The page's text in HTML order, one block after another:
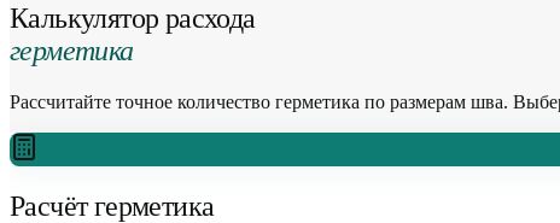
Калькулятор расхода
герметика
Рассчитайте точное количество герметика по размерам шва.
Расчёт герметика